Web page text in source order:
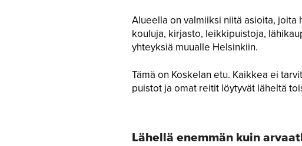
Alueella on valmiiksi niitä asioita, joita
kouluja, kirjasto, leikkipuistoja,
yhteyksiä muualle Helsinkiin.
Tämä on Koskelan etu. Kaikkea ei
puistot ja omat reitit löytyvät läheltä
Lähellä enemmän kuin